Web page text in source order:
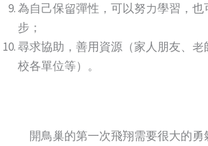
為自己保留彈性，可以努力學習，也
步；
尋求協助，善用資源（家人朋友、老
校各單位等）。
離開鳥巢的第一次飛翔需要很大的